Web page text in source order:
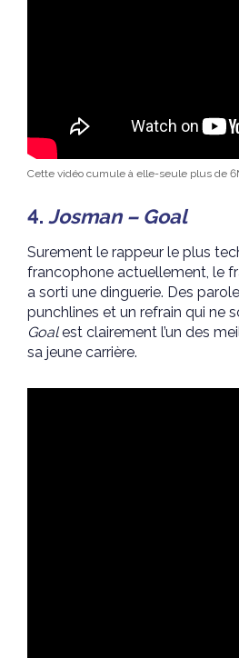
Cette vidéo cumule à elle-seule plus de
4. Josman – Goal
Surement le rappeur le plus
francophone actuellement, le
a sorti une dinguerie. Des
punchlines et un refrain qui ne
Goalest clairement l’un des
sa jeune carrière.